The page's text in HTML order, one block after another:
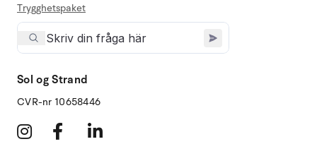
Trygghetspaket
Sol og Strand
CVR-nr 10658446